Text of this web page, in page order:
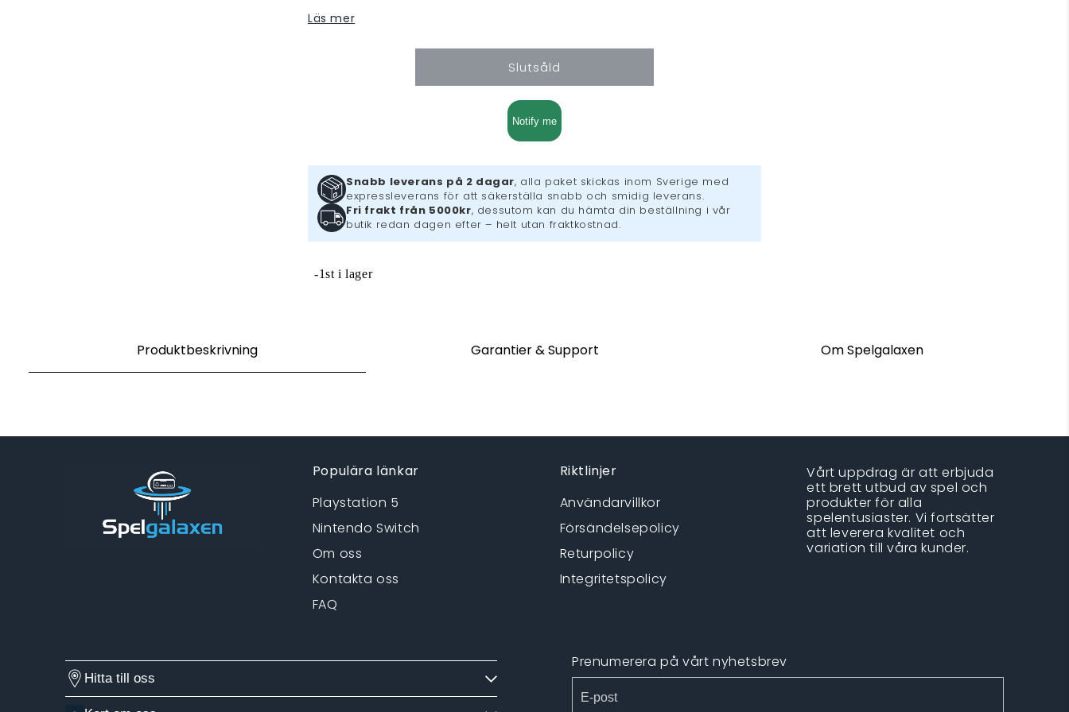
Läs mer
Slutsåld
Notify me
Snabb leverans på 2 dagar, alla paket skickas inom Sverige med
expressleverans för att säkerställa snabb och smidig leverans.
Fri frakt från 5000kr, dessutom kan du hämta din beställning i vår
butik redan dagen efter – helt utan fraktkostnad.
-1st i lager
Produktbeskrivning Garantier & Support Om Spelgalaxen
Populära länkar
Playstation 5
Nintendo Switch
Om oss
Kontakta oss
FAQ
Riktlinjer
Användarvillkor
Försändelsepolicy
Returpolicy
Integritetspolicy
Vårt uppdrag är att erbjuda
ett brett utbud av spel och
produkter för alla
spelentusiaster. Vi fortsätter
att leverera kvalitet och
variation till våra kunder.
Hitta till oss
Prenumerera på vårt nyhetsbrev